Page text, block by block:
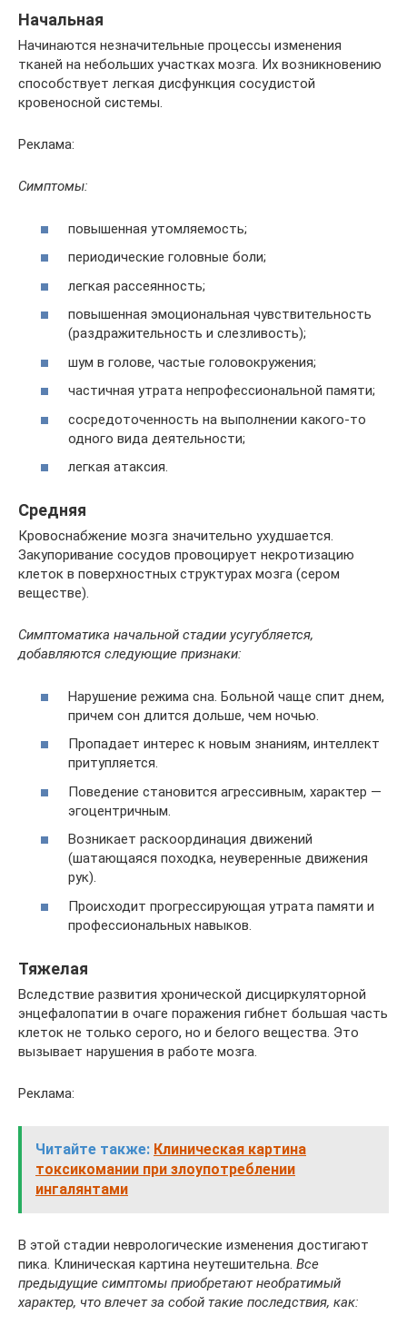
Начальная
Начинаются незначительные процессы изменения
тканей на небольших участках мозга. Их возникновению
способствует легкая дисфункция сосудистой
кровеносной системы.
Реклама:
Симптомы:
повышенная утомляемость;
периодические головные боли;
легкая рассеянность;
повышенная эмоциональная чувствительность
(раздражительность и слезливость);
шум в голове, частые головокружения;
частичная утрата непрофессиональной памяти;
сосредоточенность на выполнении какого-то
одного вида деятельности;
легкая атаксия.
Средняя
Кровоснабжение мозга значительно ухудшается.
Закупоривание сосудов провоцирует некротизацию
клеток в поверхностных структурах мозга (сером
веществе).
Симптоматика начальной стадии усугубляется,
добавляются следующие признаки:
Нарушение режима сна. Больной чаще спит днем,
причем сон длится дольше, чем ночью.
Пропадает интерес к новым знаниям, интеллект
притупляется.
Поведение становится агрессивным, характер —
эгоцентричным.
Возникает раскоординация движений
(шатающаяся походка, неуверенные движения
рук).
Происходит прогрессирующая утрата памяти и
профессиональных навыков.
Тяжелая
Вследствие развития хронической дисциркуляторной
энцефалопатии в очаге поражения гибнет большая часть
клеток не только серого, но и белого вещества. Это
вызывает нарушения в работе мозга.
Реклама:
Читайте также: Клиническая картина
токсикомании при злоупотреблении
ингалянтами
В этой стадии неврологические изменения достигают
пика. Клиническая картина неутешительна. Все
предыдущие симптомы приобретают необратимый
характер, что влечет за собой такие последствия, как: